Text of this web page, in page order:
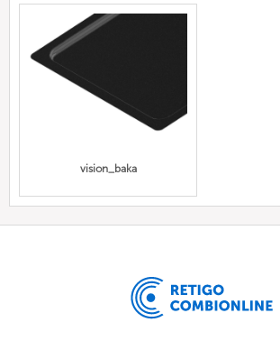
vision_baka